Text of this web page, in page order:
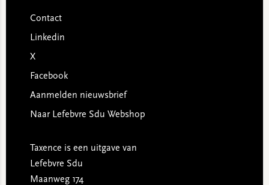
Contact
Linkedin
X
Facebook
Aanmelden nieuwsbrief
Naar Lefebvre Sdu Webshop
Taxence is een uitgave van
Lefebvre Sdu
Maanweg 174